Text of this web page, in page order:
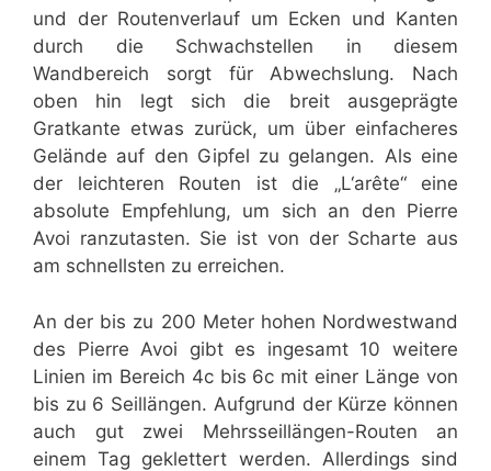
und der Routenverlauf um Ecken und Kanten
durch die Schwachstellen in diesem
Wandbereich sorgt für Abwechslung. Nach
oben hin legt sich die breit ausgeprägte
Gratkante etwas zurück, um über einfacheres
Gelände auf den Gipfel zu gelangen. Als eine
der leichteren Routen ist die „L‘arête“ eine
absolute Empfehlung, um sich an den Pierre
Avoi ranzutasten. Sie ist von der Scharte aus
am schnellsten zu erreichen.
An der bis zu 200 Meter hohen Nordwestwand
des Pierre Avoi gibt es ingesamt 10 weitere
Linien im Bereich 4c bis 6c mit einer Länge von
bis zu 6 Seillängen. Aufgrund der Kürze können
auch gut zwei Mehrsseillängen-Routen an
einem Tag geklettert werden. Allerdings sind